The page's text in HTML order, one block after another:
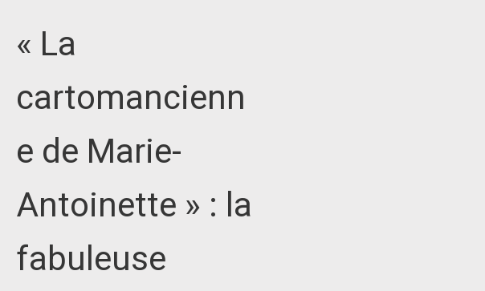
« La
cartomancienn
e de Marie-
Antoinette » : la
fabuleuse